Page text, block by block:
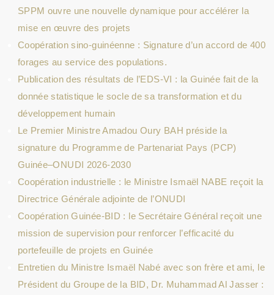
SPPM ouvre une nouvelle dynamique pour accélérer la
mise en œuvre des projets
Coopération sino-guinéenne : Signature d’un accord de 400
forages au service des populations.
Publication des résultats de l’EDS-VI : la Guinée fait de la
donnée statistique le socle de sa transformation et du
développement humain
Le Premier Ministre Amadou Oury BAH préside la
signature du Programme de Partenariat Pays (PCP)
Guinée–ONUDI 2026-2030
Coopération industrielle : le Ministre Ismaël NABE reçoit la
Directrice Générale adjointe de l’ONUDI
Coopération Guinée-BID : le Secrétaire Général reçoit une
mission de supervision pour renforcer l’efficacité du
portefeuille de projets en Guinée
Entretien du Ministre Ismaël Nabé avec son frère et ami, le
Président du Groupe de la BID, Dr. Muhammad Al Jasser :